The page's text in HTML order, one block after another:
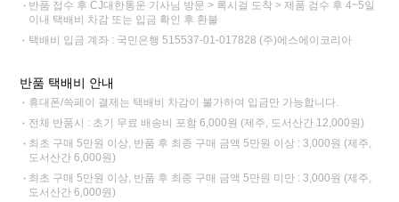
반품 접수 후 CJ대한통운 기사님 방문 > 록시걸 도착 > 제품 검수 후 4~5일
이내 택배비 차감 또는 입금 확인 후 환불
택배비 입금 계좌 : 국민은행 515537-01-017828 (주)에스에이코리아
반품 택배비 안내
휴대폰/쓱페이 결제는 택배비 차감이 불가하여 입금만 가능합니다.
전체 반품시 : 초기 무료 배송비 포함 6,000원 (제주, 도서산간 12,000원)
최초 구매 5만원 이상, 반품 후 최종 구매 금액 5만원 이상 : 3,000원 (제주,
도서산간 6,000원)
최초 구매 5만원 이상, 반품 후 최종 구매 금액 5만원 미만 : 3,000원 (제주,
도서산간 6,000원)